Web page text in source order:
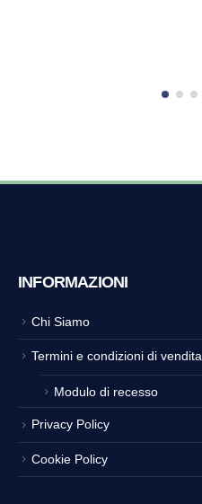
INFORMAZIONI
Chi Siamo
Termini e condizioni di vendita
Modulo di recesso
Privacy Policy
Cookie Policy